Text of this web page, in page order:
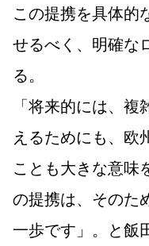
この提携を具体的
せるべく、明確な
る。
「将来的には、
えるためにも、欧
ことも大きな意味
の提携は、そのた
一歩です」。と飯